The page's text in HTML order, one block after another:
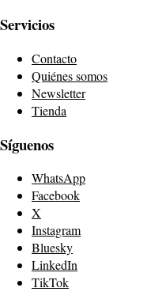
Servicios
Contacto
Quiénes somos
Newsletter
Tienda
Síguenos
WhatsApp
Facebook
X
Instagram
Bluesky
LinkedIn
TikTok